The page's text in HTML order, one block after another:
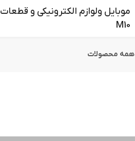
موبایل ولوازم الکترونیکی و قطعات
M10
همه محصولات